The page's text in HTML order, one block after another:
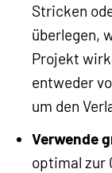
Stricken
überlegen,
Projekt
entweder
um den
Verwende
optimal zur